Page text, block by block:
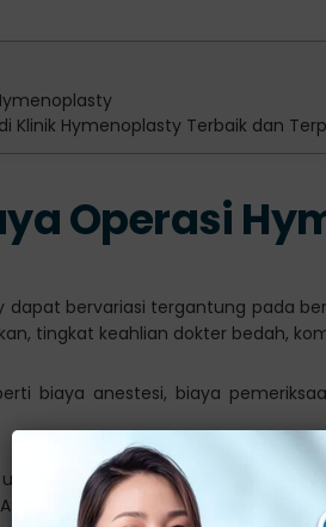
Klinik Hymenoplasty Terbaik dan
Operasi
dapat bervariasi tergantung pada
tingkat keahlian dokter bedah,
biaya anestesi, biaya
biaya operasi
Harga ini dapat bervariasi di